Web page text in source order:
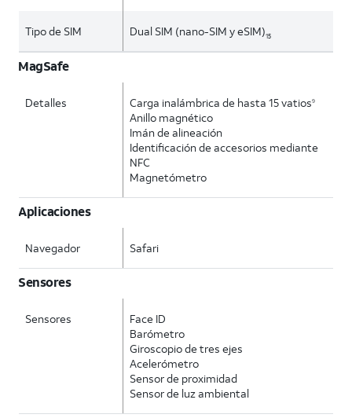
Tipo de SIM Dual SIM (nano-SIM y eSIM)15
MagSafe
Detalles Carga inalámbrica de hasta 15 vatios9
Anillo magnético
Imán de alineación
Identificación de accesorios mediante
NFC
Magnetómetro
Aplicaciones
Navegador Safari
Sensores
Sensores
Face ID
Barómetro
Giroscopio de tres ejes
Acelerómetro
Sensor de proximidad
Sensor de luz ambiental